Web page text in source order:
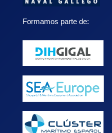
Formamos parte de: